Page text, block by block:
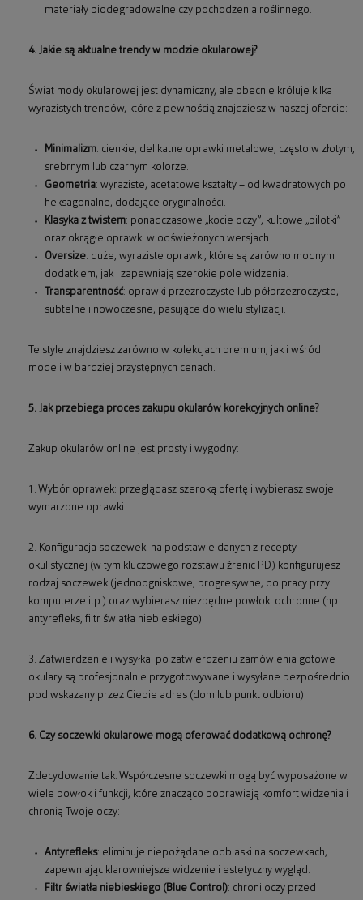
materiały biodegradowalne czy pochodzenia roślinnego.
4. Jakie są aktualne trendy w modzie okularowej?
Świat mody okularowej jest dynamiczny, ale obecnie króluje kilka
wyrazistych trendów, które z pewnością znajdziesz w naszej ofercie:
Minimalizm: cienkie, delikatne oprawki metalowe, często w złotym,
srebrnym lub czarnym kolorze.
Geometria: wyraziste, acetatowe kształty – od kwadratowych po
heksagonalne, dodające oryginalności.
Klasyka z twistem: ponadczasowe „kocie oczy”, kultowe „pilotki”
oraz okrągłe oprawki w odświeżonych wersjach.
Oversize: duże, wyraziste oprawki, które są zarówno modnym
dodatkiem, jak i zapewniają szerokie pole widzenia.
Transparentność: oprawki przezroczyste lub półprzezroczyste,
subtelne i nowoczesne, pasujące do wielu stylizacji.
Te style znajdziesz zarówno w kolekcjach premium, jak i wśród
modeli w bardziej przystępnych cenach.
5. Jak przebiega proces zakupu okularów korekcyjnych online?
Zakup okularów online jest prosty i wygodny:
1. Wybór oprawek: przeglądasz szeroką ofertę i wybierasz swoje
wymarzone oprawki.
2. Konfiguracja soczewek: na podstawie danych z recepty
okulistycznej (w tym kluczowego rozstawu źrenic PD) konfigurujesz
rodzaj soczewek (jednoogniskowe, progresywne, do pracy przy
komputerze itp.) oraz wybierasz niezbędne powłoki ochronne (np.
antyrefleks, filtr światła niebieskiego).
3. Zatwierdzenie i wysyłka: po zatwierdzeniu zamówienia gotowe
okulary są profesjonalnie przygotowywane i wysyłane bezpośrednio
pod wskazany przez Ciebie adres (dom lub punkt odbioru).
6. Czy soczewki okularowe mogą oferować dodatkową ochronę?
Zdecydowanie tak. Współczesne soczewki mogą być wyposażone w
wiele powłok i funkcji, które znacząco poprawiają komfort widzenia i
chronią Twoje oczy:
Antyrefleks: eliminuje niepożądane odblaski na soczewkach,
zapewniając klarowniejsze widzenie i estetyczny wygląd.
Filtr światła niebieskiego (Blue Control): chroni oczy przed